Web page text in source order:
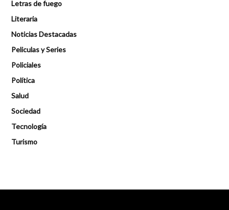
Letras de fuego
Literaria
Noticias Destacadas
Peliculas y Series
Policiales
Política
Salud
Sociedad
Tecnología
Turismo